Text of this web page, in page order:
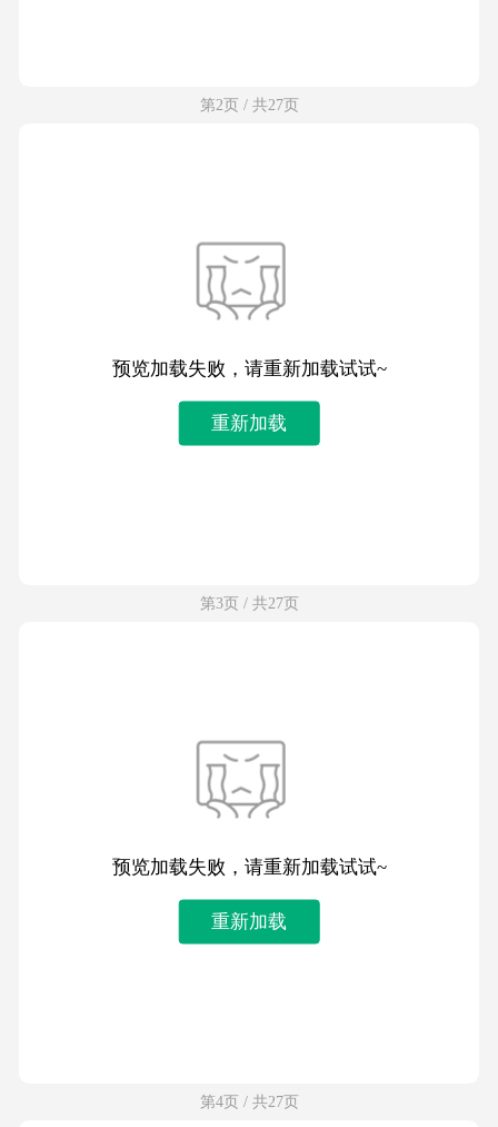
第2页 / 共27页
预览加载失败，请重新加载试试~
重新加载
第3页 / 共27页
预览加载失败，请重新加载试试~
重新加载
第4页 / 共27页